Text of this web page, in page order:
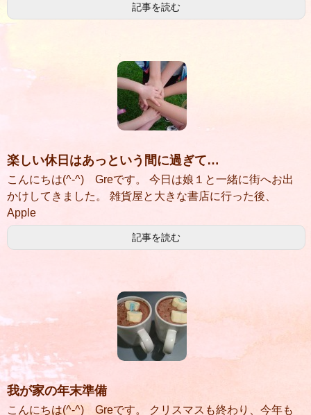
記事を読む
楽しい休日はあっという間に過ぎて…
こんにちは(^-^) Greです。 今日は娘１と一緒に街へお出
かけしてきました。 雑貨屋と大きな書店に行った後、
Apple
記事を読む
我が家の年末準備
こんにちは(^-^) Greです。 クリスマスも終わり、今年も